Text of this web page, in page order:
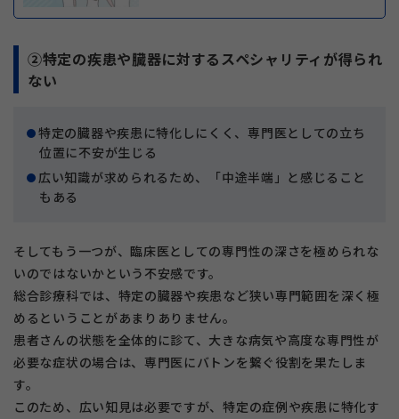
②特定の疾患や臓器に対するスペシャリティが得られ
ない
特定の臓器や疾患に特化しにくく、専門医としての立ち
位置に不安が生じる
広い知識が求められるため、「中途半端」と感じること
もある
そしてもう一つが、臨床医としての専門性の深さを極められな
いのではないかという不安感です。
総合診療科では、特定の臓器や疾患など狭い専門範囲を深く極
めるということがあまりありません。
患者さんの状態を全体的に診て、大きな病気や高度な専門性が
必要な症状の場合は、専門医にバトンを繋ぐ役割を果たしま
す。
このため、広い知見は必要ですが、特定の症例や疾患に特化す